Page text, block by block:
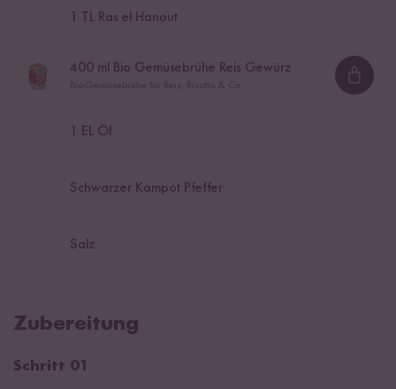
1 TL Ras el Hanout
400 ml Bio Gemüsebrühe Reis Gewürz
1 EL Öl
Schwarzer Kampot Pfeffer
Salz
Zubereitung
Schritt 01